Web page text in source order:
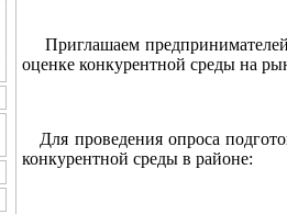
Приглашаем предпринимателей
оценке конкурентной среды на
Для проведения опроса
конкурентной среды в районе: